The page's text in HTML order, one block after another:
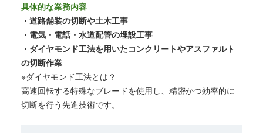
具体的な業務内容
・道路舗装の切断や土木工事
・電気・電話・水道配管の埋設工事
・ダイヤモンド工法を用いたコンクリートやアスファルト
の切断作業
※ダイヤモンド工法とは？
高速回転する特殊なブレードを使用し、精密かつ効率的に
切断を行う先進技術です。